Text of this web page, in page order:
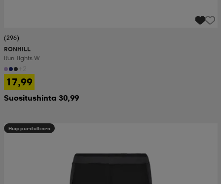
(296)
RONHILL
Run Tights W
17,99
Suositushinta 30,99
Huippuedullinen